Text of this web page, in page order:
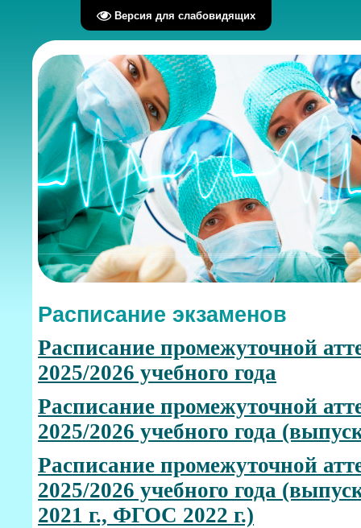
Версия для слабовидящих
Расписание экзаменов
Расписание промежуточной
2025/2026 учебного года
Расписание промежуточной
2025/2026 учебного года
Расписание промежуточной
2025/2026 учебного года
2021 г., ФГОС 2022 г.)